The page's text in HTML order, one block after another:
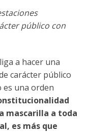
público con
a hacer una
carácter público
una orden
mascarilla a toda
es más que